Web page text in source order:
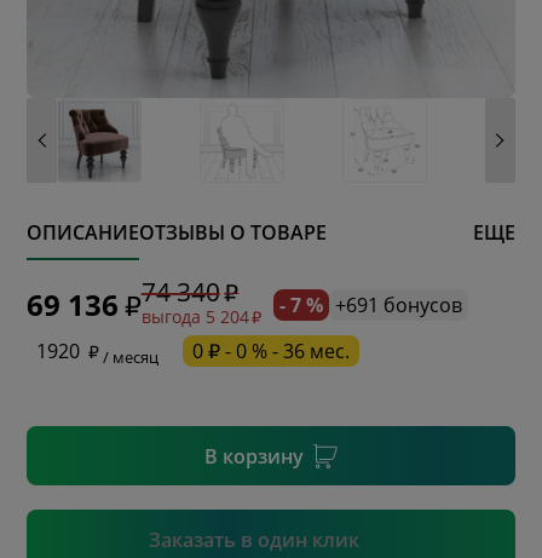
ОПИСАНИЕОТЗЫВЫ О ТОВАРЕ ЕЩЕ
69 136 74 340
выгода 5 204 - 7 % +691 бонусов
1920
/ месяц 0 ₽ - 0 % - 36 мес.
В корзину
Заказать в один клик
* обязательное поле
* необязательное поле
Подтвердить